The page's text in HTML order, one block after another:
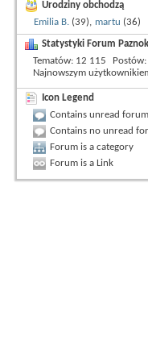
Urodziny obchodzą
Emilia B. (39), martu (36)
Statystyki Forum
Tematów 12 115 Postów
Najnowszym
Icon Legend
Contains unread
Contains no unread
Forum is a category
Forum is a Link